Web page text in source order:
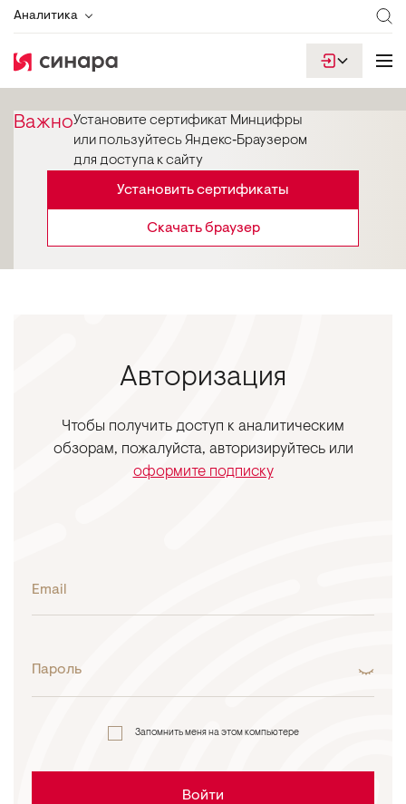
Аналитика
ВажноУстановите сертификат Минцифры
или пользуйтесь Яндекс‑Браузером
для доступа к сайту
Установить сертификаты
Скачать браузер
Авторизация
Чтобы получить доступ к аналитическим
обзорам, пожалуйста, авторизируйтесь или
оформите подписку
Email
Пароль
Запомнить меня на этом компьютере
Войти